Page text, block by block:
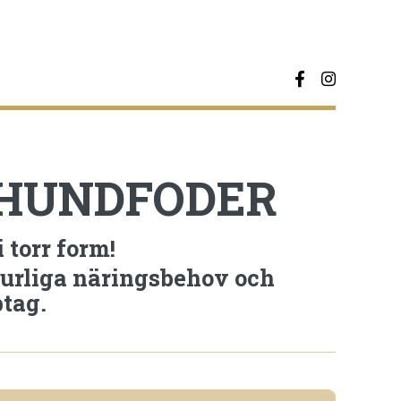
torr form!
näringsbehov och